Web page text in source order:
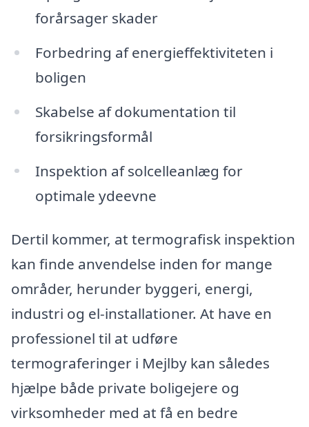
forårsager skader
Forbedring af energieffektiviteten i
boligen
Skabelse af dokumentation til
forsikringsformål
Inspektion af solcelleanlæg for
optimale ydeevne
Dertil kommer, at termografisk inspektion
kan finde anvendelse inden for mange
områder, herunder byggeri, energi,
industri og el-installationer. At have en
professionel til at udføre
termograferinger i Mejlby kan således
hjælpe både private boligejere og
virksomheder med at få en bedre